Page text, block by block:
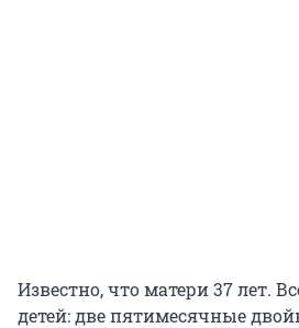
Известно, что матери 37 лет.
детей: две пятимесячные